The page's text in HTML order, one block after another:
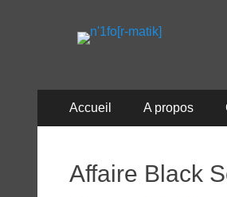
n'1fo[r-
Pour les nymphos d'infos en
Menu
principal
Accueil A propos
Affaire Black